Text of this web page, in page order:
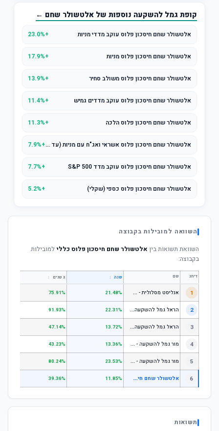
קופת גמל להשקעה נוספות של אלטשולר שחם ←
אלטשולר שחם חיסכון פלוס עוקב מדדי מניות +23.0%
אלטשולר שחם חיסכון פלוס מניות +17.9%
אלטשולר שחם חיסכון פלוס משולב סחיר +13.9%
אלטשולר שחם חיסכון פלוס עוקב מדדים גמיש +11.4%
אלטשולר שחם חיסכון פלוס הלכה +11.3%
אלטשולר שחם חיסכון פלוס אשראי ואג"ח עם מניות (עד 25% במניות)+7.9%
אלטשולר שחם חיסכון פלוס עוקב מדד S&P 500 +7.7%
אלטשולר שחם חיסכון פלוס כספי (שקלי) +5.2%
השוואה למובילות בקבוצה
השוואת תשואות בין אלטשולר שחם חיסכון פלוס כללילמובילות
בקבוצה:
דירוג שם שנה ↕ 3 שנים ↕
1 א
נליסט מסלולית - קופת גמל להשקעה מניות 21.48%
75.91%
2 ה
ראל גמל להשקעה מניות 22.31%
91.93%
3 ה
ראל גמל להשקעה כללי 13.72%
47.14%
4 מ
ור גמל להשקעה - כללי 13.36%
43.23%
5 מ
ור גמל להשקעה - מניות 23.53%
80.24%
6 א
לטשולר שחם חיסכון פלוס כללי 11.85%
39.36%
תשואות